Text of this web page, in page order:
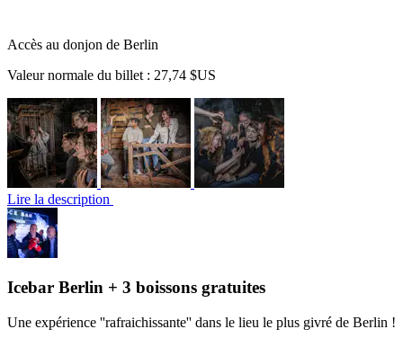
Accès au donjon de Berlin
Valeur normale du billet : 27,74 $US
Lire la description
Icebar Berlin + 3 boissons gratuites
Une expérience ''rafraichissante'' dans le lieu le plus givré de Berlin !